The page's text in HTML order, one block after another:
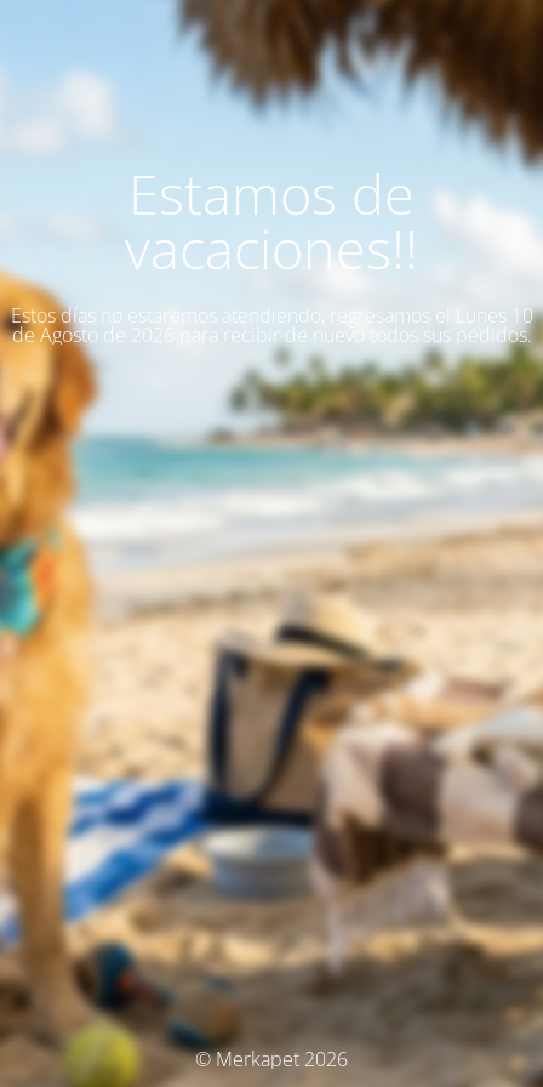
Estamos de
vacaciones!!
Estos días no estaremos atendiendo, regresamos el Lunes 10
de Agosto de 2026 para recibir de nuevo todos sus pedidos.
© Merkapet 2026